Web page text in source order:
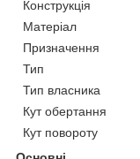
Конструкція
Матеріал
Призначення
Тип
Тип власника
Кут обертання
Кут повороту